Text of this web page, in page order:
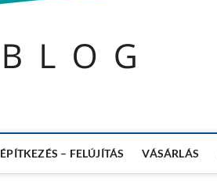
ÉPÍTKEZÉS – FELÚJÍTÁS VÁSÁRLÁS